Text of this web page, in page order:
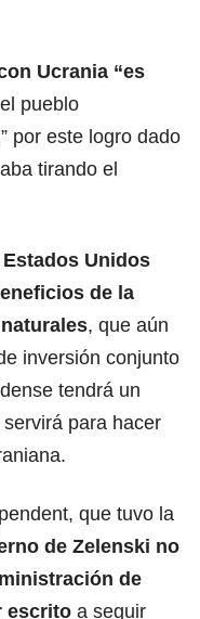
Ucrania “es
pueblo
por este logro dado
tirando el
Unidos
de la
, que aún
inversión conjunto
tendrá un
para hacer
que tuvo la
de Zelenski no
de
escrito a seguir